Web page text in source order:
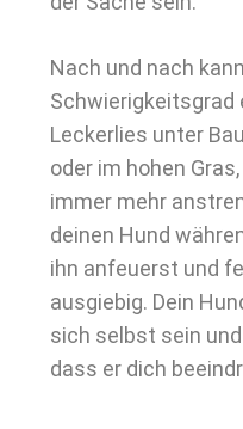
Nach und nach
Schwierigkeitsgrad
Leckerlies unter
oder im hohen
immer mehr
deinen Hund
ihn anfeuerst und
ausgiebig. Dein
sich selbst sein
dass er dich